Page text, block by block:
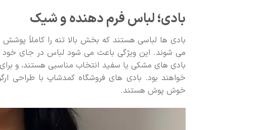
بادی؛ لباس فرم دهنده و شیک
بادی ها لباسی هستند که بخش بالا تنه را کاملاً
می شوند. این ویژگی باعث می شود لباس در جای خود
بادی های مشکی یا سفید انتخاب مناسبی هستند، و
خواهند بود. بادی های فروشگاه کمدشاپ با طراحی
خوش پوش هستند.